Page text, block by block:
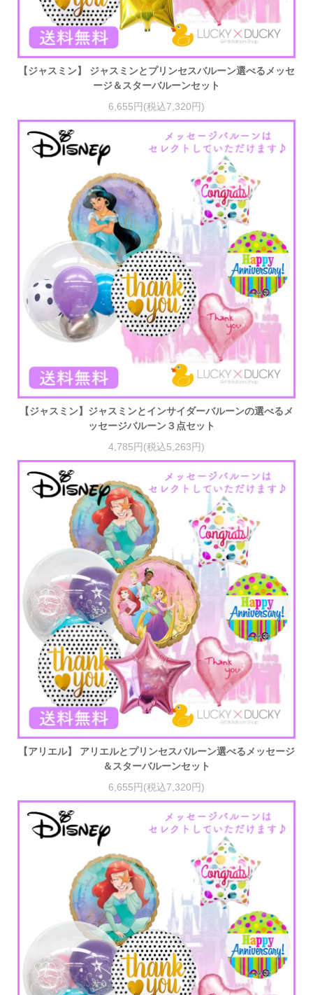
【ジャスミン】 ジャスミンとプリンセスバルーン選べるメッセ
ージ＆スターバルーンセット
6,655円(税込7,320円)
【ジャスミン】ジャスミンとインサイダーバルーンの選べるメ
ッセージバルーン３点セット
4,785円(税込5,263円)
【アリエル】 アリエルとプリンセスバルーン選べるメッセージ
＆スターバルーンセット
6,655円(税込7,320円)